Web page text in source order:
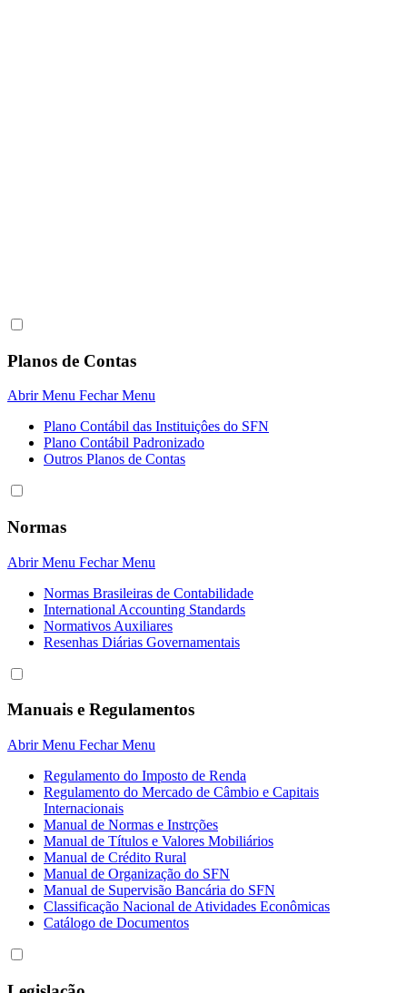
Planos de Contas
Abrir Menu Fechar Menu
Plano Contábil das Instituiçôes do SFN
Plano Contábil Padronizado
Outros Planos de Contas
Normas
Abrir Menu Fechar Menu
Normas Brasileiras de Contabilidade
International Accounting Standards
Normativos Auxiliares
Resenhas Diárias Governamentais
Manuais e Regulamentos
Abrir Menu Fechar Menu
Regulamento do Imposto de Renda
Regulamento do Mercado de Câmbio e Capitais
Internacionais
Manual de Normas e Instrções
Manual de Títulos e Valores Mobiliários
Manual de Crédito Rural
Manual de Organização do SFN
Manual de Supervisão Bancária do SFN
Classificação Nacional de Atividades Econômicas
Catálogo de Documentos